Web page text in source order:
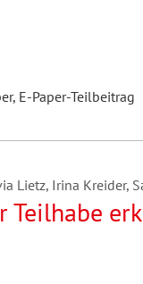
E-Paper-Teilbeitrag
Lietz, Irina Kreider,